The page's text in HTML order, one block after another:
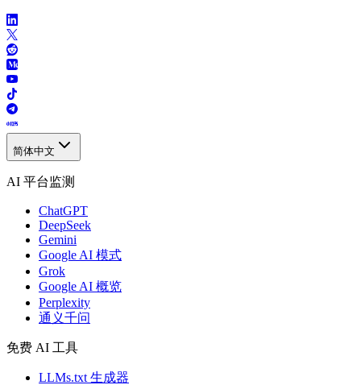
简体中文
AI 平台监测
ChatGPT
DeepSeek
Gemini
Google AI 模式
Grok
Google AI 概览
Perplexity
通义千问
免费 AI 工具
LLMs.txt 生成器